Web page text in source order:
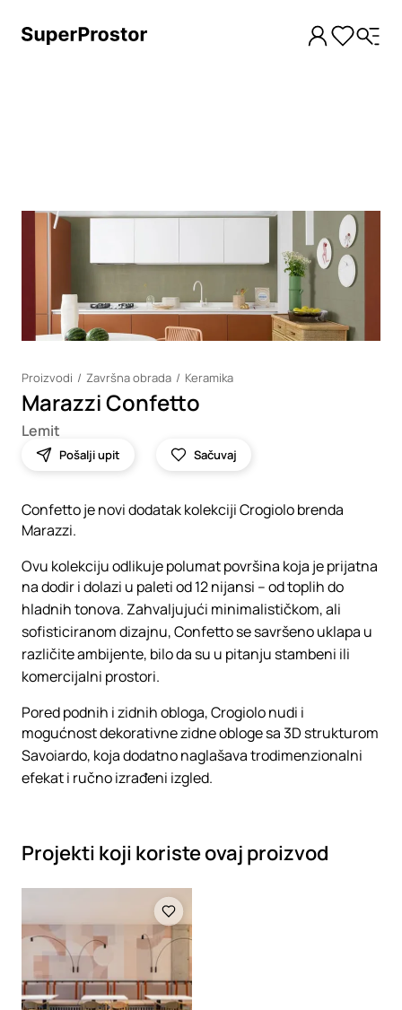
Loading
Proizvodi Završna obrada Keramika
Marazzi Confetto
Lemit
Pošalji upit Sačuvaj
Confetto je novi dodatak kolekciji Crogiolo brenda
Marazzi.
Ovu kolekciju odlikuje polumat površina koja je prijatna
na dodir i dolazi u paleti od 12 nijansi – od toplih do
hladnih tonova. Zahvaljujući minimalističkom, ali
sofisticiranom dizajnu, Confetto se savršeno uklapa u
različite ambijente, bilo da su u pitanju stambeni ili
komercijalni prostori.
Pored podnih i zidnih obloga, Crogiolo nudi i
mogućnost dekorativne zidne obloge sa 3D strukturom
Savoiardo, koja dodatno naglašava trodimenzionalni
efekat i ručno izrađeni izgled.
Projekti koji koriste ovaj proizvod